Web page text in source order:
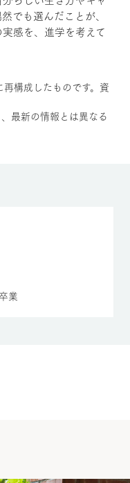
でも選んだことが、
感を、進学を考えて
構成したものです。資
最新の情報とは異なる
業